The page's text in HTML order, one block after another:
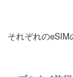
それぞれのeSIM